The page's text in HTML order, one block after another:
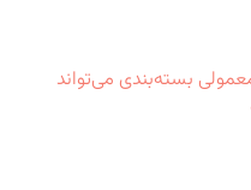
بسته‌بندی می‌تواند